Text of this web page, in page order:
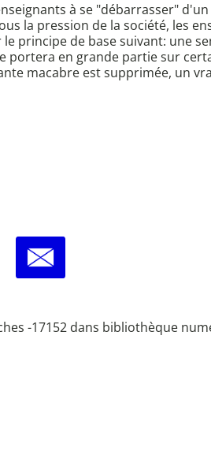
à se "débarrasser"
la pression de la société, les
principe de base suivant: une
en grande partie sur
macabre est supprimée, un
-17152 dans bibliothèque